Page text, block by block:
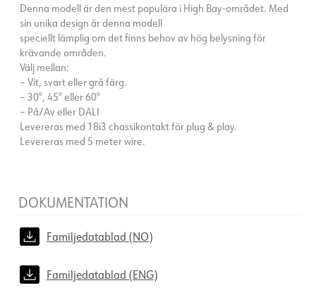
Denna modell är den mest populära i High Bay-området. Med
sin unika design är denna modell
speciellt lämplig om det finns behov av hög belysning för
krävande områden.
Välj mellan:
– Vit, svart eller grå färg.
– 30°, 45° eller 60°
– På/Av eller DALI
Levereras med 18i3 chassikontakt för plug & play.
Levereras med 5 meter wire.
DOKUMENTATION
Familjedatablad (NO)
Familjedatablad (ENG)